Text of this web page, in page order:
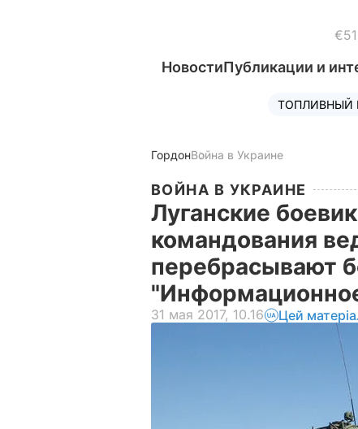
НовостиПубликации и
ТОПЛИВНЫЙ
ГордонВойна в Украине
ВОЙНА В УКРАИНЕ
Луганские
командования
перебрасывают
31 мая 2017, 10.16 Цей